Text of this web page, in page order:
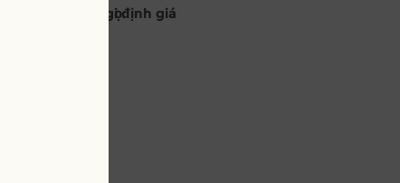
Kêu gọi định giá